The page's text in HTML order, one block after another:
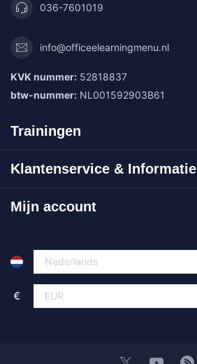
036-7601019
info@officeelearningmenu.nl
KVK nummer: 52818837
btw-nummer: NL001592903B61
Trainingen
Klantenservice & Informatie
Mijn account
€